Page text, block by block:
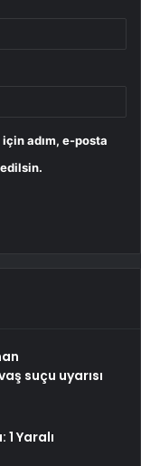
adım, e-posta
suçu uyarısı
1 Yaralı